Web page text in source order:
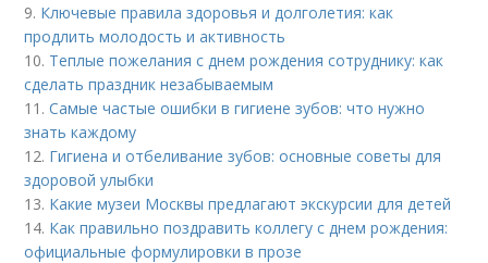
9. Ключевые правила здоровья и долголетия: как
продлить молодость и активность
10. Теплые пожелания с днем рождения сотруднику: как
сделать праздник незабываемым
11.Самые частые ошибки в гигиене зубов: что нужно
знать каждому
12. Гигиена и отбеливание зубов: основные советы для
здоровой улыбки
13. Какие музеи Москвы предлагают экскурсии для детей
14. Как правильно поздравить коллегу с днем рождения:
официальные формулировки в прозе